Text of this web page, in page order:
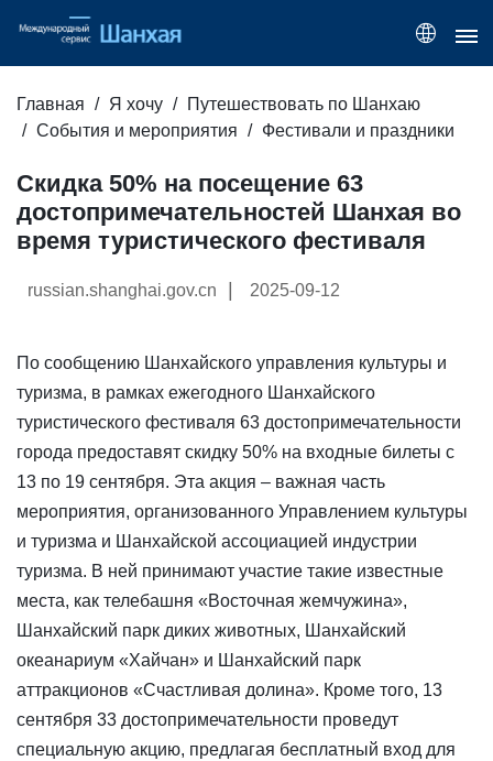
Главная Я хочу
Путешествовать по Шанхаю
События и мероприятия
Фестивали и праздники
Скидка 50% на посещение 63
достопримечательностей Шанхая во
время туристического фестиваля
russian.shanghai.gov.cn 2025-09-12
По сообщению Шанхайского управления культуры и
туризма, в рамках ежегодного Шанхайского
туристического фестиваля 63 достопримечательности
города предоставят скидку 50% на входные билеты с
13 по 19 сентября. Эта акция – важная часть
мероприятия, организованного Управлением культуры
и туризма и Шанхайской ассоциацией индустрии
туризма. В ней принимают участие такие известные
места, как телебашня «Восточная жемчужина»,
Шанхайский парк диких животных, Шанхайский
океанариум «Хайчан» и Шанхайский парк
аттракционов «Счастливая долина». Кроме того, 13
сентября 33 достопримечательности проведут
специальную акцию, предлагая бесплатный вход для